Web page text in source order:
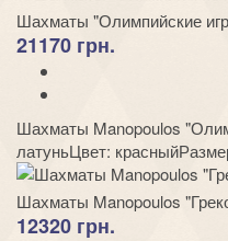
Шахматы "Олимпийские
21170 грн.
Шахматы Manopoulos
латуньЦвет:
Шахматы Manopoulos
12320 грн.